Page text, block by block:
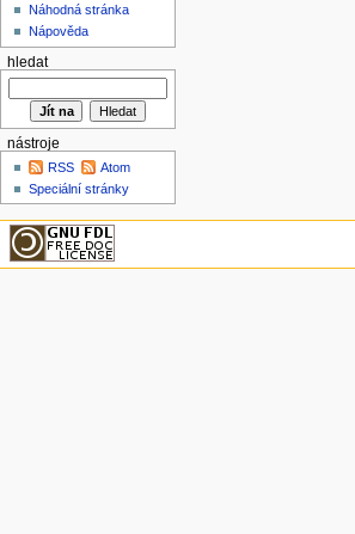
Náhodná stránka
Nápověda
hledat
nástroje
RSS
Atom
Speciální stránky